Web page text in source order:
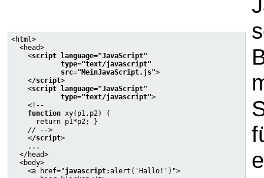
<html>
  <head>
    <
script language="JavaScript"
            type="text/javascript"
            src="MeinJavaScript.js"
>
    <
/script>
    <
script language="JavaScript"
            type="text/javascript"
>
    <!--
function xy(p1,p2) {
      return p1*p2; }
    // -->
    <
/script>
    ...
  </head>
  <body>
    <a href="
javascript:alert('Hallo!')">